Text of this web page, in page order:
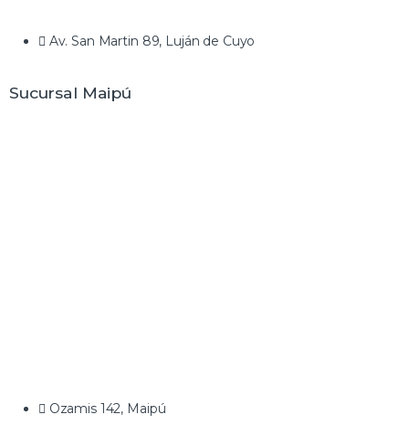
Av. San Martin 89, Luján de Cuyo
Sucursal Maipú
Ozamis 142, Maipú